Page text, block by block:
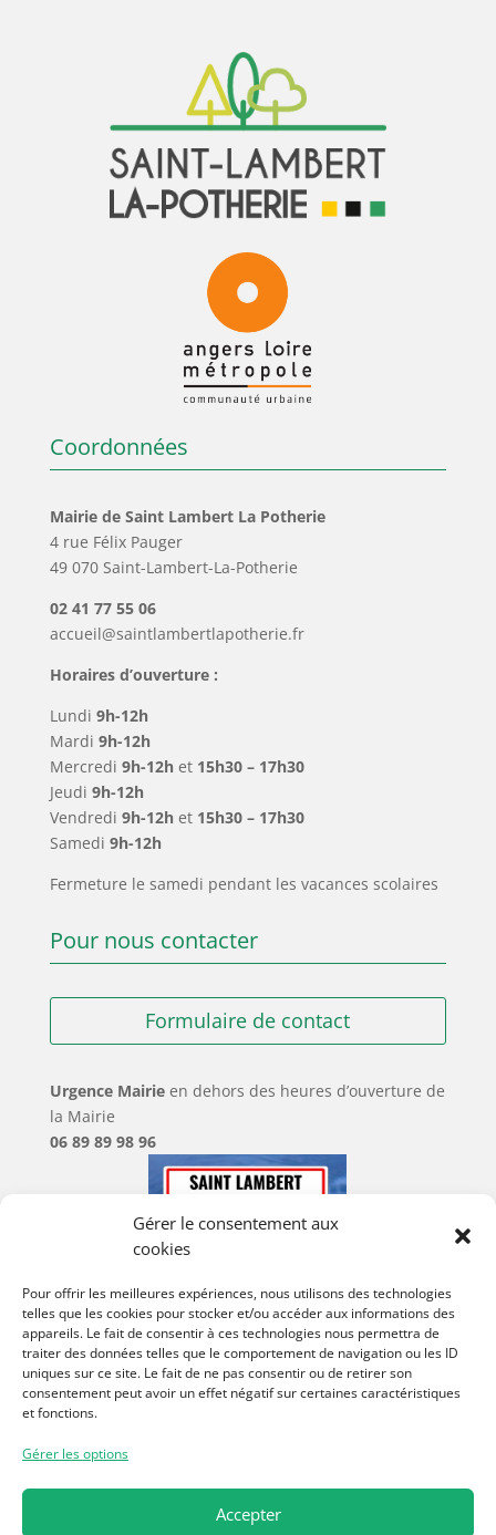
Gérer le consentement aux
cookies
Pour offrir les meilleures expériences, nous utilisons des technologies
telles que les cookies pour stocker et/ou accéder aux informations des
appareils. Le fait de consentir à ces technologies nous permettra de
traiter des données telles que le comportement de navigation ou les ID
uniques sur ce site. Le fait de ne pas consentir ou de retirer son
consentement peut avoir un effet négatif sur certaines caractéristiques
et fonctions.
Gérer les options
Accepter
Coordonnées
Mairie de Saint Lambert La Potherie
4 rue Félix Pauger
49 070 Saint-Lambert-La-Potherie
02 41 77 55 06
accueil@saintlambertlapotherie.fr
Horaires d’ouverture :
Lundi 9h-12h
Mardi 9h-12h
Mercredi 9h-12h et 15h30 – 17h30
Jeudi 9h-12h
Vendredi 9h-12h et 15h30 – 17h30
Samedi 9h-12h
Fermeture le samedi pendant les vacances scolaires
Pour nous contacter
Formulaire de contact
Urgence Mairie en dehors des heures d’ouverture de
la Mairie
06 89 89 98 96